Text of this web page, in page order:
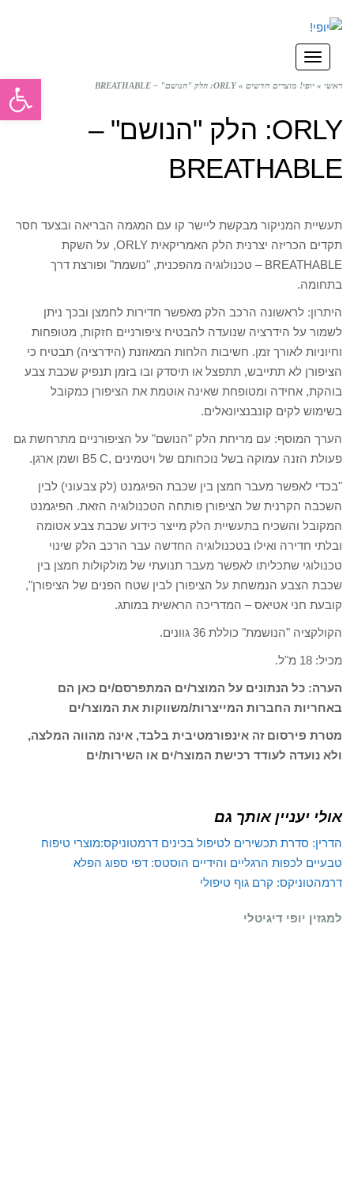
תפריט
ראשי » יופי! מוצרים חדשים » ORLY: הלק "הנושם" – BREATHABLE
ORLY: הלק "הנושם" –
BREATHABLE
תעשיית המניקור מבקשת ליישר קו עם המגמה הבריאה ובצעד חסר
תקדים הכריזה יצרנית הלק האמריקאית ORLY, על השקת
BREATHABLE – טכנולוגיה מהפכנית, "נושמת" ופורצת דרך
בתחומה.
היתרון: לראשונה הרכב הלק מאפשר חדירות לחמצן ובכך ניתן
לשמור על הידרציה שנועדה להבטיח ציפורניים חזקות, מטופחות
וחיוניות לאורך זמן. חשיבות הלחות המאוזנת (הידרציה) תבטיח כי
הציפורן לא תתייבש, תתפצל או תיסדק ובו בזמן תנפיק שכבת צבע
בוהקת, אחידה ומטופחת שאינה אוטמת את הציפורן כמקובל
בשימוש לקים קונבנציונאלים.
הערך המוסף: עם מריחת הלק "הנושם" על הציפורניים מתרחשת גם
פעולת הזנה עמוקה בשל נוכחותם של ויטמינים ,B5 C ושמן ארגן.
"בכדי לאפשר מעבר חמצן בין שכבת הפיגמנט (לק צבעוני) לבין
השכבה הקרנית של הציפורן פותחה הטכנולוגיה הזאת. הפיגמנט
המקובל והשכיח בתעשיית הלק מייצר כידוע שכבת צבע אטומה
ובלתי חדירה ואילו בטכנולוגיה החדשה עבר הרכב הלק שינוי
טכנולוגי שתכליתו לאפשר מעבר תנועתי של מולקולות חמצן בין
שכבת הצבע הנמשחת על הציפורן לבין שטח הפנים של הציפורן",
קובעת חני אטיאס – המדריכה הראשית במותג.
הקולקציה "הנושמת" כוללת 36 גוונים.
מכיל: 18 מ"ל.
הערה: כל הנתונים על המוצר/ים המתפרסם/ים כאן הם
באחריות החברות המייצרות/משווקות את המוצר/ים
מטרת פירסום זה אינפורמטיבית בלבד, אינה מהווה המלצה,
ולא נועדה לעודד רכישת המוצר/ים או השירות/ים
אולי יעניין אותך גם
הדרין: סדרת תכשירים לטיפול בכינים דרמטוניקס:מוצרי טיפוח
טבעיים לכפות הרגליים והידיים הוסטס: דפי ספוג הפלא
דרמהטוניקס: קרם גוף טיפולי
למגזין יופי דיגיטלי
פתח